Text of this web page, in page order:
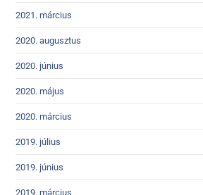
2021. március
2020. augusztus
2020. június
2020. május
2020. március
2019. július
2019. június
2019. március